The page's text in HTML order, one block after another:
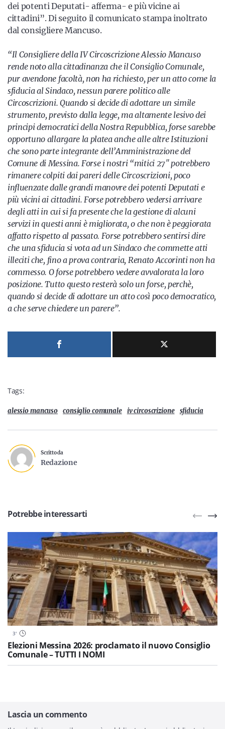
dei potenti Deputati- afferma- e più vicine ai
cittadini”. Di seguito il comunicato stampa inoltrato
dal consigliere Mancuso.
“Il Consigliere della IV Circoscrizione Alessio Mancuso
rende noto alla cittadinanza che il Consiglio Comunale,
pur avendone facoltà, non ha richiesto, per un atto come la
sfiducia al Sindaco, nessun parere politico alle
Circoscrizioni. Quando si decide di adottare un simile
strumento, previsto dalla legge, ma altamente lesivo dei
principi democratici della Nostra Repubblica, forse sarebbe
opportuno allargare la platea anche alle altre Istituzioni
che sono parte integrante dell’Amministrazione del
Comune di Messina. Forse i nostri “mitici 27″ potrebbero
rimanere colpiti dai pareri delle Circoscrizioni, poco
influenzate dalle grandi manovre dei potenti Deputati e
più vicini ai cittadini. Forse potrebbero vedersi arrivare
degli atti in cui si fa presente che la gestione di alcuni
servizi in questi anni è migliorata, o che non è peggiorata
affatto rispetto al passato. Forse potrebbero sentirsi dire
che una sfiducia si vota ad un Sindaco che commette atti
illeciti che, fino a prova contraria, Renato Accorinti non ha
commesso. O forse potrebbero vedere avvalorata la loro
posizione. Tutto questo resterà solo un forse, perchè,
quando si decide di adottare un atto così poco democratico,
a che serve chiedere un parere”.
Tags:
alessio mancuso consiglio comunale iv circoscrizione sfiducia
Scritto da
Redazione
Potrebbe interessarti
3'
Elezioni Messina 2026: proclamato il nuovo Consiglio
Comunale – TUTTI I NOMI
Lascia un commento